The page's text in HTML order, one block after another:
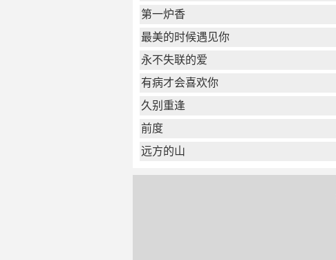
第一炉香
最美的时候遇见你
永不失联的爱
有病才会喜欢你
久别重逢
前度
远方的山